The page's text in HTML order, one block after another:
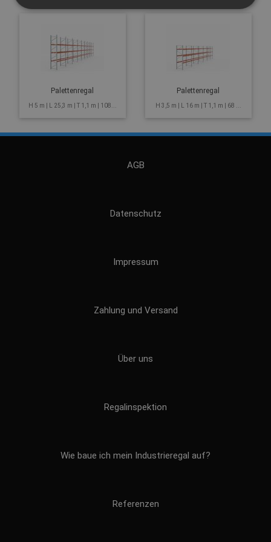
Palettenregal
H 5 m | L 25,3 m | T 1,1 m | 108...
Palettenregal
H 3,5 m | L 16 m | T 1,1 m | 68 ...
AGB
Datenschutz
Impressum
Zahlung und Versand
Über uns
Regalinspektion
Wie baue ich mein Industrieregal auf?
Referenzen